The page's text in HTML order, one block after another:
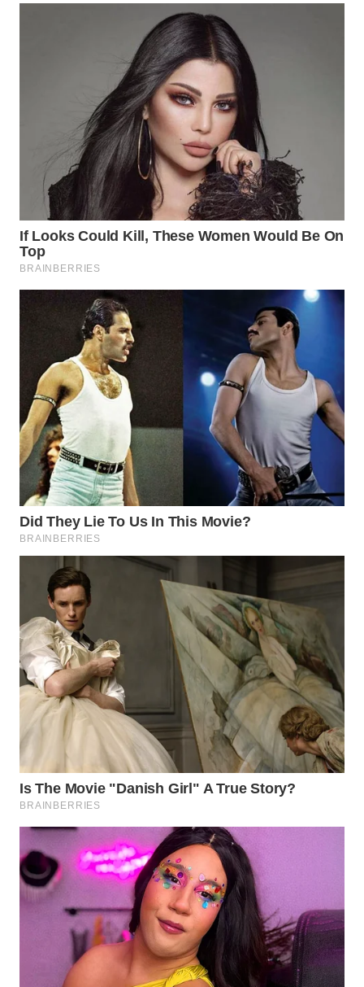
TANGERANG
WN
BINJAI
WN
CIREBON
WN
INDRAMAYU
KUNINGAN
WN
MAJALENGKA
WN
SUBANG
WN
WN
PURWAKARTA
WN
PRIANGAN
TIMUR
WN
WN
SOLO
WN
BOROBUDUR
MADURA
WN